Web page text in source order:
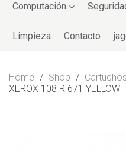
Computación
Limpieza Contacto
Home / Shop /
XEROX 108 R 671 YELLOW